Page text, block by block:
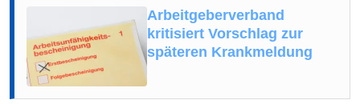
Arbeitgeberverband
kritisiert Vorschlag zur
späteren Krankmeldung